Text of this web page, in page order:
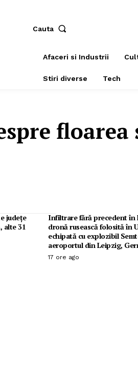
Cauta
Afaceri si Industrii
Stiri diverse Tech
floarea
județe
alte 31
Infiltrare fără precedent în
dronă rusească folosită în
echipată cu explozibil
aeroportul din Leipzig,
17 ore ago